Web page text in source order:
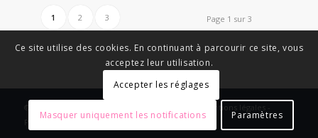
Page 1 sur 3
1 2 3
© Copyright - News Nouvelle Acropole - 2023 - Mentions légales -
Politique de confidentialité
Ce site utilise des cookies. En continuant à parcourir ce site, vous
acceptez leur utilisation.
Accepter les réglages
Masquer uniquement les notifications Paramètres